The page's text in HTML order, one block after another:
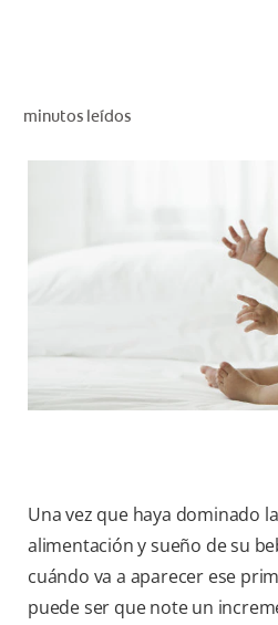
minutos leídos
Una vez que haya dominado
alimentación y sueño de su
cuándo va a aparecer ese
puede ser que note un